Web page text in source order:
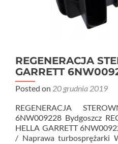
REGENERACJA
GARRETT
Posted on 20 grudnia 2019
REGENERACJA
6NW009228 Bydgoszcz
HELLA GARRETT
/ Naprawa turbosprężarki